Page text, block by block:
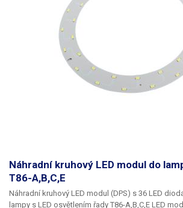
Náhradní kruhový LED modul do
T86-A,B,C,E
Náhradní kruhový LED modul (DPS) s 36 LED
lampy s LED osvětlením řady T86-A,B,C,E LED